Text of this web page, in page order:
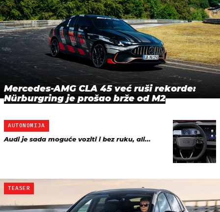
Mercedes-AMG CLA 45 već ruši rekorde:
Nürburgring je prošao brže od M2
AUTONOMIJA
Audi je sada moguće voziti i bez ruku, ali...
TEASER